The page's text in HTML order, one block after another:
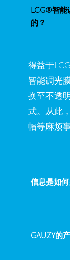
LCG®智能
的？
得益于
智能调光
换至不透
式。从此
幅等麻烦
信息是如
GAUZY的